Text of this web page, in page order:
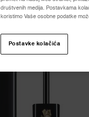
društvenih medija. Postavkama
koristimo Vaše osobne podatke
Postavke kolačića